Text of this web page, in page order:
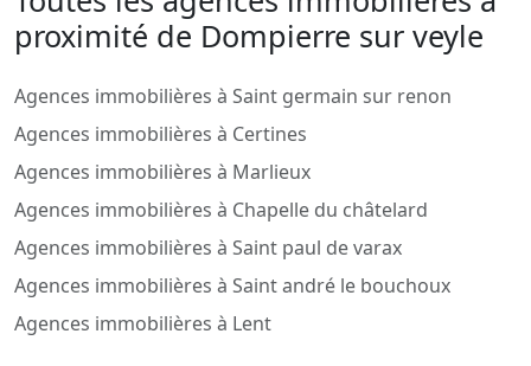
proximité de Dompierre sur veyle
Agences immobilières à Saint germain sur renon
Agences immobilières à Certines
Agences immobilières à Marlieux
Agences immobilières à Chapelle du châtelard
Agences immobilières à Saint paul de varax
Agences immobilières à Saint andré le bouchoux
Agences immobilières à Lent